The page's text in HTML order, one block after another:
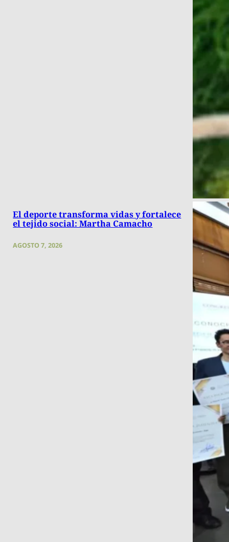
El deporte transforma vidas y fortalece
el tejido social: Martha Camacho
AGOSTO 7, 2026